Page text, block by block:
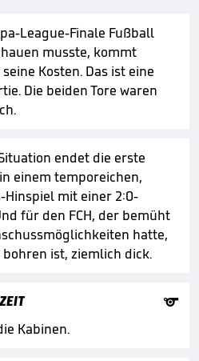
League-Finale Fußball
musste, kommt
Kosten. Das ist eine
Die beiden Tore waren
endet die erste
einem temporeichen,
mit einer 2:0-
für den FCH, der bemüht
hatte,
ist, ziemlich dick.

Kabinen.